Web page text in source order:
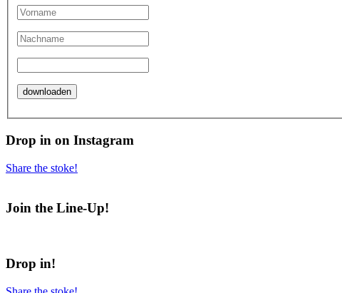
Drop in on Instagram
Share the stoke!
Join the Line-Up!
Drop in!